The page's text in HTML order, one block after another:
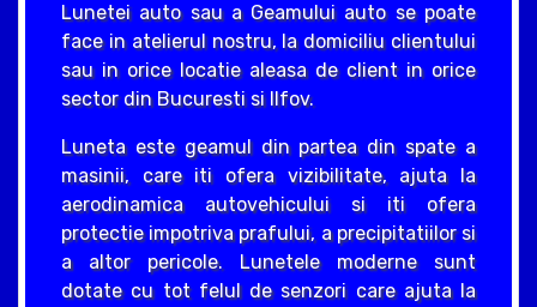
Lunetei auto sau a Geamului auto se poate
face in atelierul nostru, la domiciliu clientului
sau in orice locatie aleasa de client in orice
sector din Bucuresti si Ilfov.
Luneta este geamul din partea din spate a
masinii, care iti ofera vizibilitate, ajuta la
aerodinamica autovehicului si iti ofera
protectie impotriva prafului, a precipitatiilor si
a altor pericole. Lunetele moderne sunt
dotate cu tot felul de senzori care ajuta la